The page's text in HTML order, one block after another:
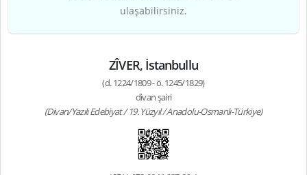
ulaşabilirsiniz.
ZÎVER, İstanbullu
(d. 1224/1809 - ö. 1245/1829)
divan şairi
(Divan/Yazılı Edebiyat / 19. Yüzyıl / Anadolu-Osmanlı-Türkiye)